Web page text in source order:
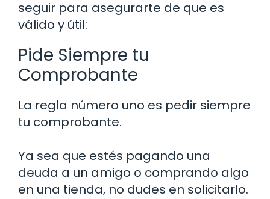
seguir para asegurarte de que es
válido y útil:
Pide Siempre tu
Comprobante
La regla número uno es pedir siempre
tu comprobante.
Ya sea que estés pagando una
deuda a un amigo o comprando algo
en una tienda, no dudes en solicitarlo.